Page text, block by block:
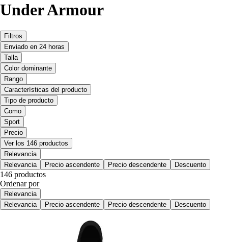
Under Armour
Filtros
Enviado en 24 horas
Talla
Color dominante
Rango
Características del producto
Tipo de producto
Como
Sport
Precio
Ver los 146 productos
Relevancia
Relevancia
Precio ascendente Precio descendente Descuento
146 productos
Ordenar por
Relevancia
Relevancia
Precio ascendente Precio descendente Descuento